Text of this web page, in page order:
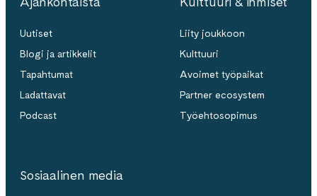
Uutiset
Blogi ja artikkelit
Tapahtumat
Ladattavat
Podcast
Liity joukkoon
Kulttuuri
Avoimet työpaikat
Partner ecosystem
Työehtosopimus
Sosiaalinen media